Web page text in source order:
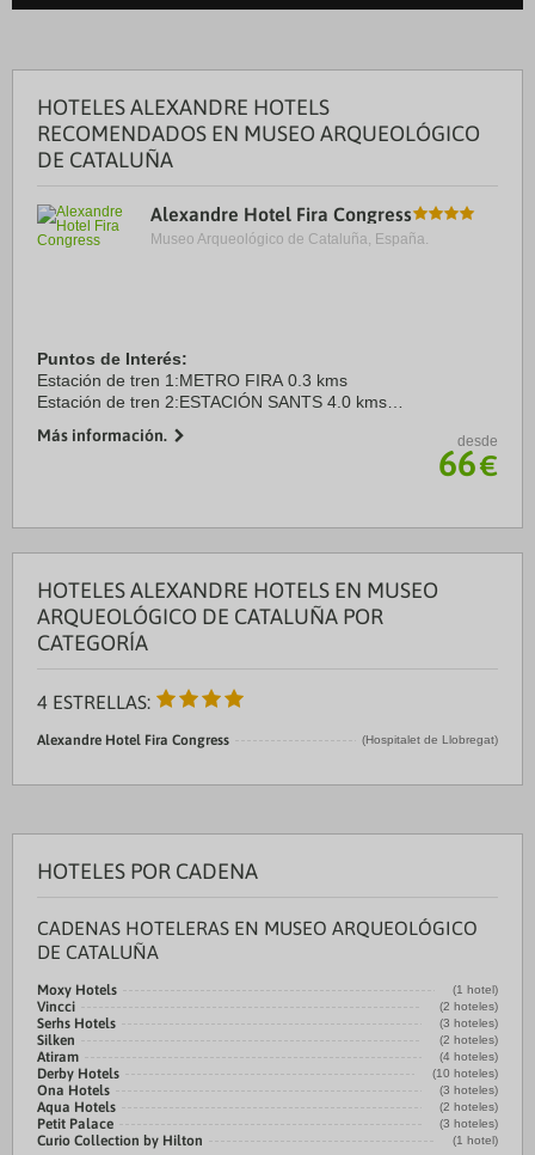
HOTELES ALEXANDRE HOTELS
RECOMENDADOS EN MUSEO ARQUEOLÓGICO
DE CATALUÑA
Alexandre Hotel Fira Congress
Museo Arqueológico de Cataluña, España.
Puntos de Interés:
Estación de tren 1:METRO FIRA 0.3 kms
Estación de tren 2:ESTACIÓN SANTS 4.0 kms
Puerto:TERMINAL CRUCEROS 7.0 kms
Más información. desde
66€
HOTELES ALEXANDRE HOTELS EN MUSEO
ARQUEOLÓGICO DE CATALUÑA POR
CATEGORÍA
4 ESTRELLAS:
Alexandre Hotel Fira Congress (Hospitalet de Llobregat)
HOTELES POR CADENA
CADENAS HOTELERAS EN MUSEO ARQUEOLÓGICO
DE CATALUÑA
Moxy Hotels (1 hotel)
Vincci (2 hoteles)
Serhs Hotels (3 hoteles)
Silken (2 hoteles)
Atiram (4 hoteles)
Derby Hotels (10 hoteles)
Ona Hotels (3 hoteles)
Aqua Hotels (2 hoteles)
Petit Palace (3 hoteles)
Curio Collection by Hilton (1 hotel)